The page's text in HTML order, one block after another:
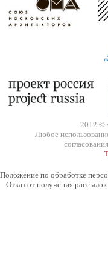
2012 ©
Любое
Положение по обработке
Отказ от получения рассылок